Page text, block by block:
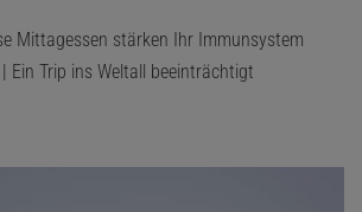
Mittagessen stärken Ihr Immunsystem
| Ein Trip ins Weltall beeinträchtigt